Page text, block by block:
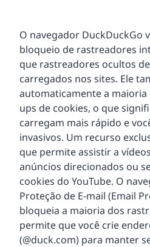
O navegador DuckDuckGo
bloqueio de rastreadores
que rastreadores ocultos
carregados nos sites. Ele
automaticamente a maioria
ups de cookies, o que
carregam mais rápido e
invasivos. Um recurso
que permite assistir a
anúncios direcionados ou
cookies do YouTube. O
Proteção de E-mail (Email
bloqueia a maioria dos
permite que você crie
(@duck.com) para manter